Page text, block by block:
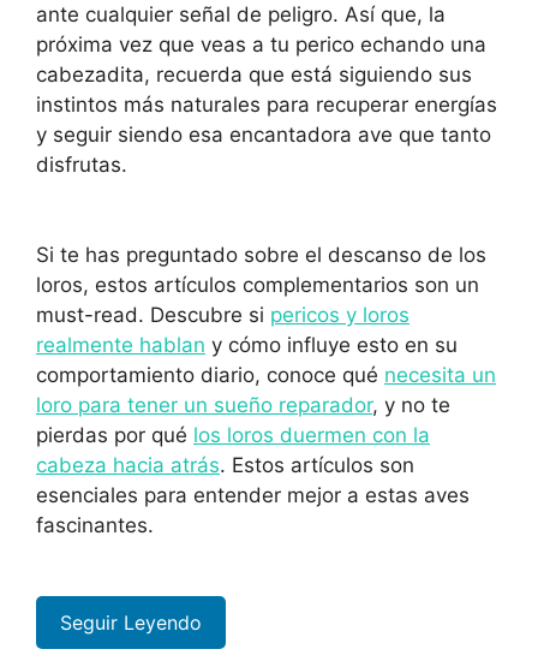
ante cualquier señal de peligro. Así que, la
próxima vez que veas a tu perico echando una
cabezadita, recuerda que está siguiendo sus
instintos más naturales para recuperar energías
y seguir siendo esa encantadora ave que tanto
disfrutas.
Si te has preguntado sobre el descanso de los
loros, estos artículos complementarios son un
must-read. Descubre si pericos y loros
realmente hablan y cómo influye esto en su
comportamiento diario, conoce qué necesita un
loro para tener un sueño reparador, y no te
pierdas por qué los loros duermen con la
cabeza hacia atrás. Estos artículos son
esenciales para entender mejor a estas aves
fascinantes.
Seguir Leyendo